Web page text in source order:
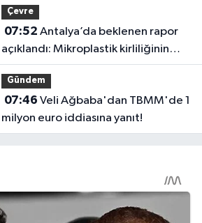
Çevre
07:52
açıklandı: Mikroplastik kirliliğinin
kaynağı belli oldu
Gündem
07:46
milyon euro iddiasına yanıt!